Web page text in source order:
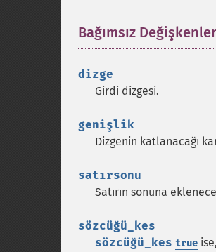
Bağımsız Değişkenler
dizge
Girdi dizgesi.
genişlik
Dizgenin katlanacağı
satırsonu
Satırın sonuna
sözcüğü_kes
sözcüğü_kes true